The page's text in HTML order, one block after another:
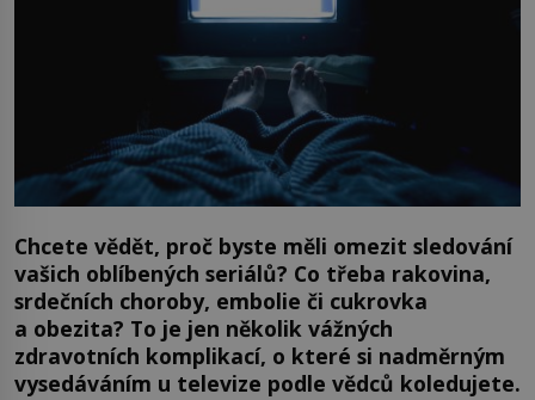
Chcete vědět, proč byste měli omezit sledování
vašich oblíbených seriálů? Co třeba rakovina,
srdečních choroby, embolie či cukrovka
a obezita? To je jen několik vážných
zdravotních komplikací, o které si nadměrným
vysedáváním u televize podle vědců koledujete.